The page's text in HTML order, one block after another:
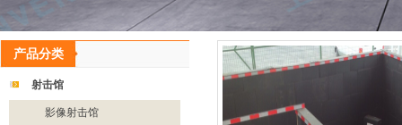
产品分类
射击馆
影像射击馆